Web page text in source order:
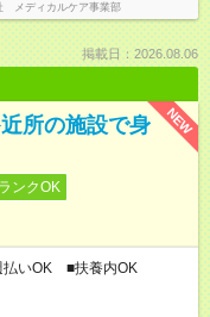
メディカルケア事業部
掲載日：2026.08.06
NEW
所の施設で身
ンクOK
いOK ■扶養内OK